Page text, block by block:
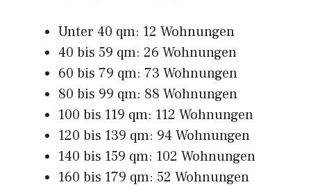
Unter 40 qm: 12 Wohnungen
40 bis 59 qm: 26 Wohnungen
60 bis 79 qm: 73 Wohnungen
80 bis 99 qm: 88 Wohnungen
100 bis 119 qm: 112 Wohnungen
120 bis 139 qm: 94 Wohnungen
140 bis 159 qm: 102 Wohnungen
160 bis 179 qm: 52 Wohnungen